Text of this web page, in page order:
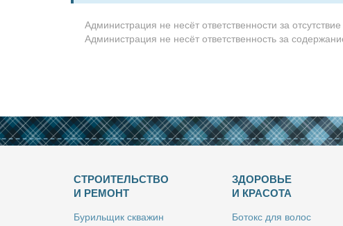
Администрация не несёт ответственности за
Администрация не несёт ответственность за
СТРОИТЕЛЬСТВО
И РЕМОНТ
Бу­риль­щик сква­жин
ЗДОРОВЬЕ
И КРАСОТА
Бо­токс для во­лос